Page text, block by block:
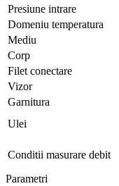
Presiune intrare
Domeniu temperatura
Mediu
Corp
Filet conectare
Vizor
Garnitura
Ulei
Conditii masurare debit
Parametri